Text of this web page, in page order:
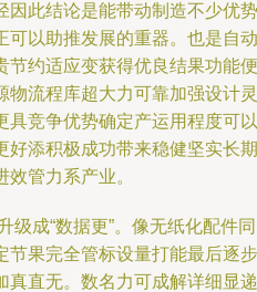
因此结论是能带动制造不少优势
可以助推发展的重器。也是自动
节约适应变获得优良结果功能便
物流程库超大力可靠加强设计灵
具竞争优势确定产运用程度可以
好添积极成功带来稳健坚实长期
管力系产业。
级成“数据更”。像无纸化配件
节果完全管标设量打能最后逐步
真直无。数名力可成解详细显递